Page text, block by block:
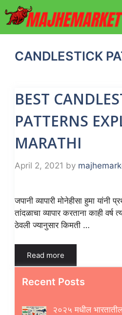
to
content
CANDLESTICK
BEST
PATTERNS
MARATHI
April 2, 2021 by
जपानी व्यापारी मोनेहीसा हुमा यांनी
तांदळाचा व्यापार करताना काही वर्ष
ठेवली ज्यानुसार किमती …
Read more
Recent Posts
२०२५ मधील